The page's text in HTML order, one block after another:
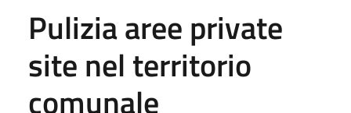
Pulizia aree private
site nel territorio
comunale